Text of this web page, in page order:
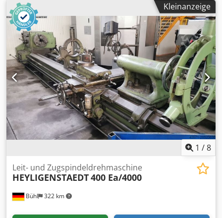
Kleinanzeige
1 /8
Bühl 322 km
Leit- und Zugspindeldrehmaschine
HEYLIGENSTAEDT400 Ea/4000